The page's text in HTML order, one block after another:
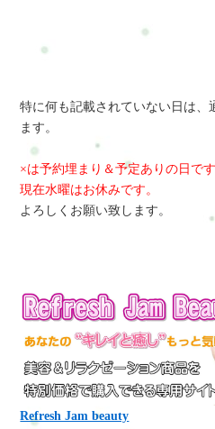
特に何も記載されていない日は、
ます。
×は予約埋まり＆予定ありの日です
現在水曜はお休みです。
よろしくお願い致します。
Refresh Jam beauty